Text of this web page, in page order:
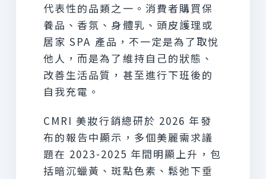
代表性的品類之一。消費者購買保
養品、香氛、身體乳、頭皮護理或
居家 SPA 產品，不一定是為了取悅
他人，而是為了維持自己的狀態、
改善生活品質，甚至進行下班後的
自我充電。
CMRI 美妝行銷總研於 2026 年發
布的報告中顯示，多個美麗需求議
題在 2023-2025 年間明顯上升，包
括暗沉蠟黃、斑點色素、鬆弛下垂